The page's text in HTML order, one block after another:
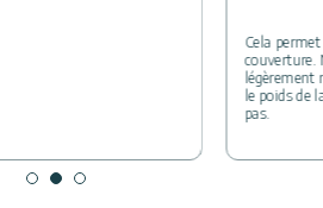
Cela
couverture.
légèrement
le poids de
pas.